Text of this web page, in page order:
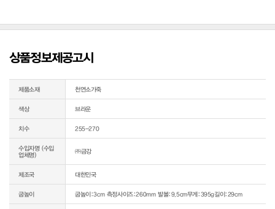
상품정보제공고시
제품소재 천연소가죽
색상 브라운
치수 255-270
수입자명 (수입
업체명)
㈜금강
제조국 대한민국
굽높이 굽높이:3cm 측정사이즈:260mm 발볼:9.5cm무게:395g길이:29cm